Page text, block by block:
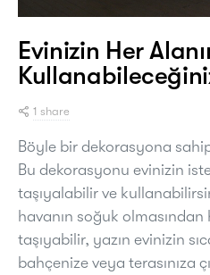
Evinizin Her
1 share
Böyle bir dekorasyona
Bu dekorasyonu evinizin
taşıyalabilir ve
havanın soğuk
taşıyabilir, yazın evinizin
bahçenize veya terasınıza